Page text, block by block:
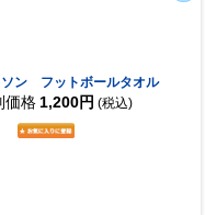
ン フットボールタオル
価格 1,200円 (税込)